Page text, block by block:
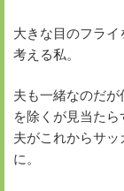
大きな目のフラ
考える私。
夫も一緒なのだ
を除くが見当た
夫がこれからサ
に。